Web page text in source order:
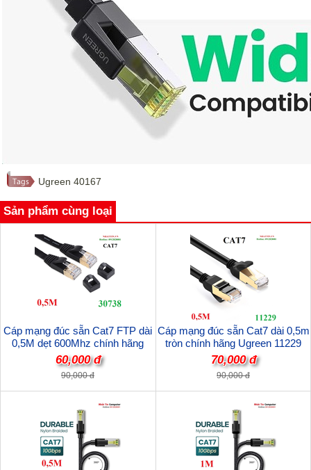
Ugreen 40167
Sản phẩm cùng loại
Cáp mạng đúc sẵn Cat7 FTP dài
0,5M dẹt 600Mhz chính hãng
Ugreen 30738 Cao cấp
60,000 đ
90,000 đ
Cáp mạng đúc sẵn Cat7 dài 0,5m
tròn chính hãng Ugreen 11229
70,000 đ
90,000 đ